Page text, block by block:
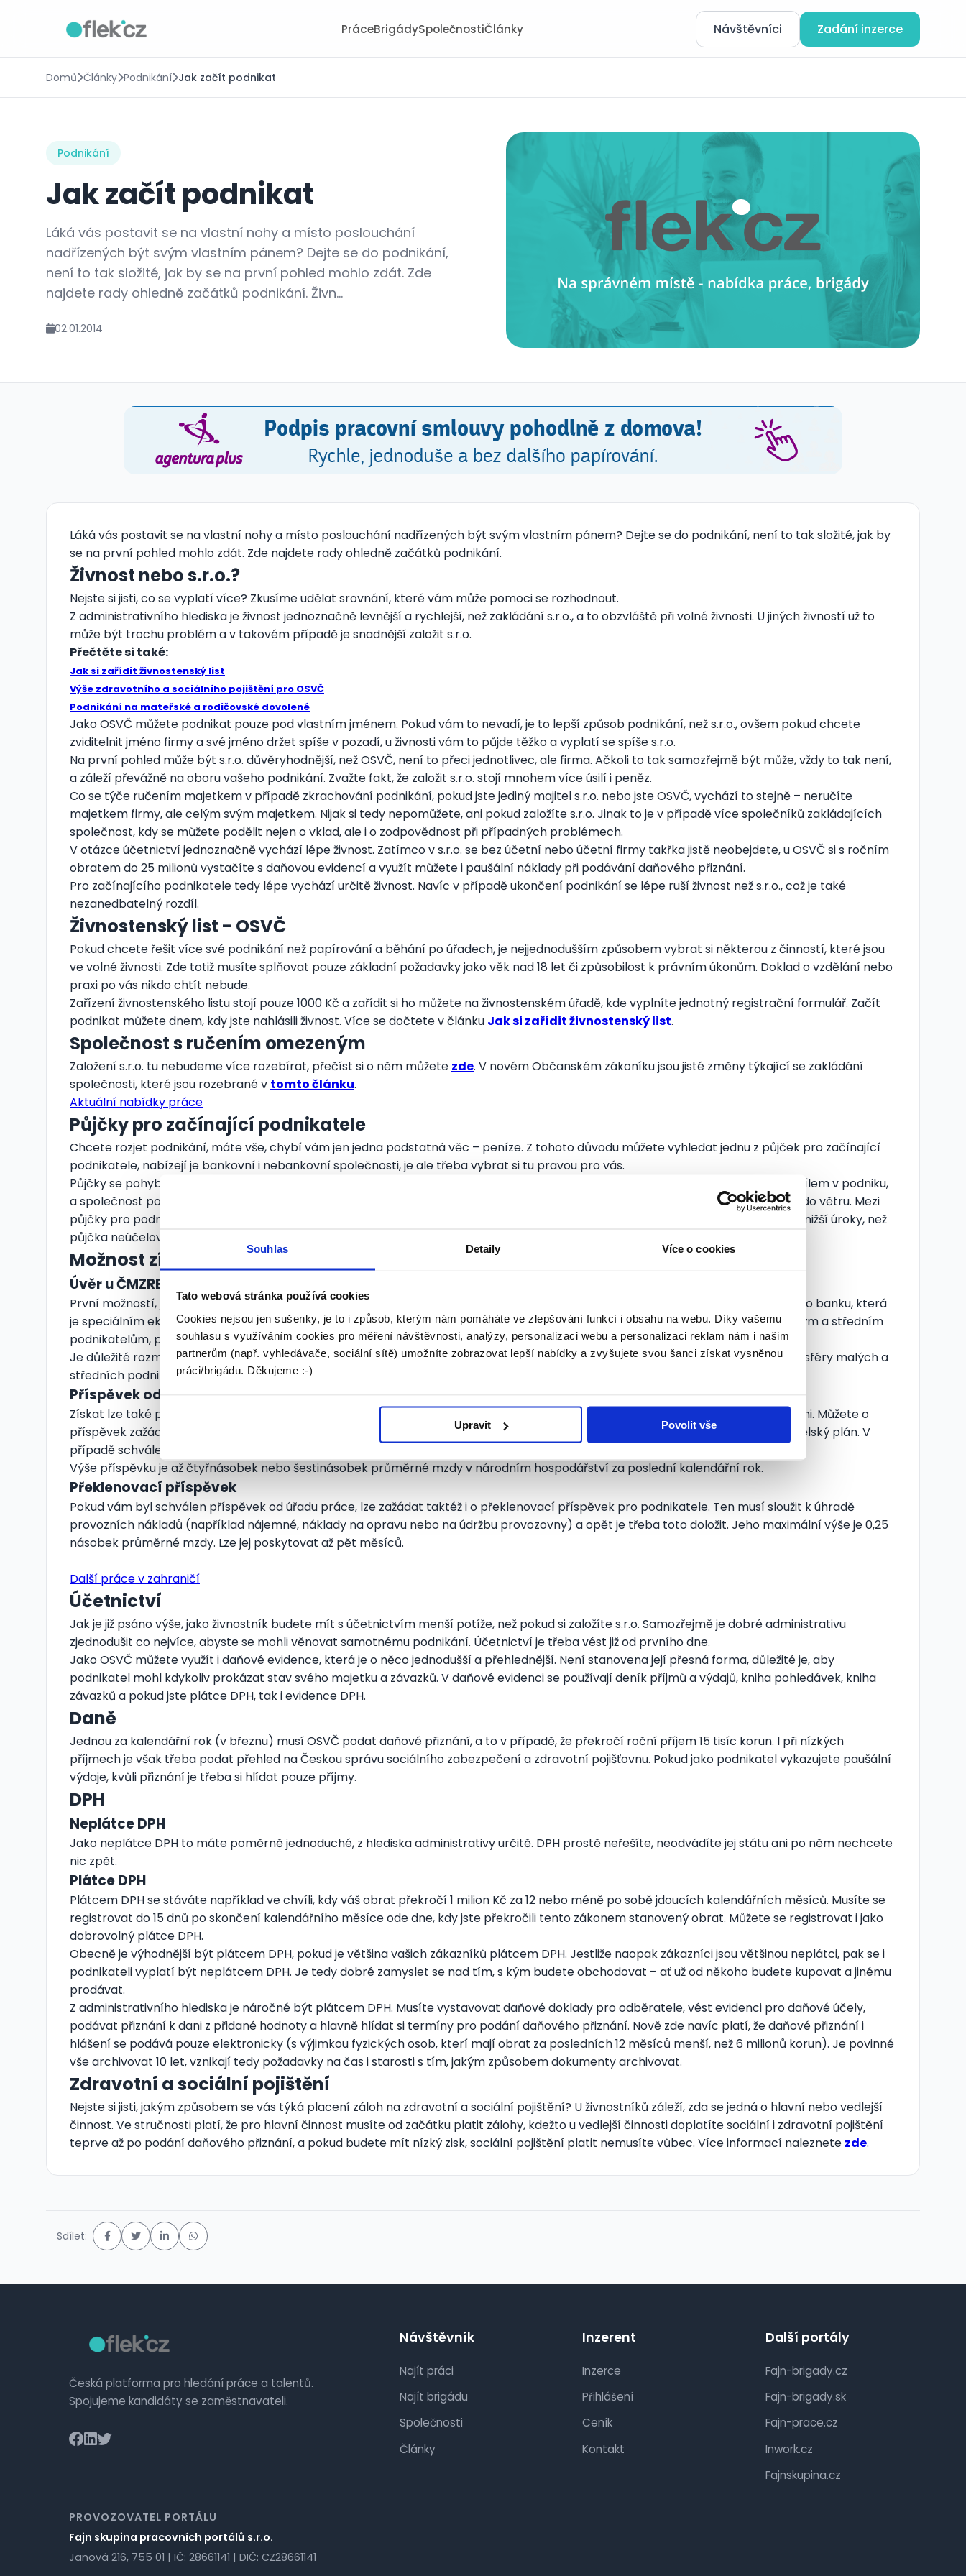
Souhlas Detaily Více o cookies
Tato webová stránka používá cookies
Cookies nejsou jen sušenky, je to i způsob, kterým nám pomáháte ve zlepšování funkcí i obsahu na webu. Díky vašemu
souhlasu s využíváním cookies pro měření návštěvnosti, analýzy, personalizaci webu a personalizaci reklam nám i našim
partnerům (např. vyhledávače, sociální sítě) umožníte zobrazovat lepší nabídky a zvyšujete svou šanci získat vysněnou
práci/brigádu. Děkujeme :-)
Upravit Povolit vše
PráceBrigádySpolečnostiČlánky Návštěvníci Zadání inzerce
Domů Články Podnikání Jak začít podnikat
Podnikání
Jak začít podnikat
Láká vás postavit se na vlastní nohy a místo poslouchání
nadřízených být svým vlastním pánem? Dejte se do podnikání,
není to tak složité, jak by se na první pohled mohlo zdát. Zde
najdete rady ohledně začátků podnikání. Živn...
02.01.2014
Láká vás postavit se na vlastní nohy a místo poslouchání nadřízených být svým vlastním pánem? Dejte se do podnikání, není to tak složité, jak by
se na první pohled mohlo zdát. Zde najdete rady ohledně začátků podnikání.
Živnost nebo s.r.o.?
Nejste si jisti, co se vyplatí více? Zkusíme udělat srovnání, které vám může pomoci se rozhodnout.
Z administrativního hlediska je živnost jednoznačně levnější a rychlejší, než zakládání s.r.o., a to obzvláště při volné živnosti. U jiných živností už to
může být trochu problém a v takovém případě je snadnější založit s.r.o.
Přečtěte si také:
Jak si zařídit živnostenský list
Výše zdravotního a sociálního pojištění pro OSVČ
Podnikání na mateřské a rodičovské dovolené
Jako OSVČ můžete podnikat pouze pod vlastním jménem. Pokud vám to nevadí, je to lepší způsob podnikání, než s.r.o., ovšem pokud chcete
zviditelnit jméno firmy a své jméno držet spíše v pozadí, u živnosti vám to půjde těžko a vyplatí se spíše s.r.o.
Na první pohled může být s.r.o. důvěryhodnější, než OSVČ, není to přeci jednotlivec, ale firma. Ačkoli to tak samozřejmě být může, vždy to tak není,
a záleží převážně na oboru vašeho podnikání. Zvažte fakt, že založit s.r.o. stojí mnohem více úsilí i peněz.
Co se týče ručením majetkem v případě zkrachování podnikání, pokud jste jediný majitel s.r.o. nebo jste OSVČ, vychází to stejně – neručíte
majetkem firmy, ale celým svým majetkem. Nijak si tedy nepomůžete, ani pokud založíte s.r.o. Jinak to je v případě více společníků zakládajících
společnost, kdy se můžete podělit nejen o vklad, ale i o zodpovědnost při případných problémech.
V otázce účetnictví jednoznačně vychází lépe živnost. Zatímco v s.r.o. se bez účetní nebo účetní firmy takřka jistě neobejdete, u OSVČ si s ročním
obratem do 25 milionů vystačíte s daňovou evidencí a využít můžete i paušální náklady při podávání daňového přiznání.
Pro začínajícího podnikatele tedy lépe vychází určitě živnost. Navíc v případě ukončení podnikání se lépe ruší živnost než s.r.o., což je také
nezanedbatelný rozdíl.
Živnostenský list - OSVČ
Pokud chcete řešit více své podnikání než papírování a běhání po úřadech, je nejjednodušším způsobem vybrat si některou z činností, které jsou
ve volné živnosti. Zde totiž musíte splňovat pouze základní požadavky jako věk nad 18 let či způsobilost k právním úkonům. Doklad o vzdělání nebo
praxi po vás nikdo chtít nebude.
Zařízení živnostenského listu stojí pouze 1000 Kč a zařídit si ho můžete na živnostenském úřadě, kde vyplníte jednotný registrační formulář. Začít
podnikat můžete dnem, kdy jste nahlásili živnost. Více se dočtete v článku Jak si zařídit živnostenský list.
Společnost s ručením omezeným
Založení s.r.o. tu nebudeme více rozebírat, přečíst si o něm můžete zde. V novém Občanském zákoníku jsou jisté změny týkající se zakládání
společnosti, které jsou rozebrané v tomto článku.
Aktuální nabídky práce
Půjčky pro začínající podnikatele
Chcete rozjet podnikání, máte vše, chybí vám jen jedna podstatná věc – peníze. Z tohoto důvodu můžete vyhledat jednu z půjček pro začínající
podnikatele, nabízejí je bankovní i nebankovní společnosti, je ale třeba vybrat si tu pravou pro vás.
Půjčky se pohybují v rozmezí desetitisíců až milionů, je tedy snadné najít dostačující půjčku. Za tu budete ručit majetkem nebo podílem v podniku,
a společnost po vás určitě bude chtít rozpracovaný podnikatelský záměr s dodaným plánem, to aby se ujistili, že nepůjčují jen tak do větru. Mezi
půjčky pro podnikatele se řadí například kontokorentní úvěr nebo kreditní karta s úvěrovým limitem. Účelová půjčka má většinou nižší úroky, než
půjčka neúčelová.
Možnost získání státní podpory
Úvěr u ČMZRB
První možností, jak získat státní podporu, jsou zvýhodněné úvěry od Českomoravské záruční a rozvojové banky (dále ČMZRB). Jde o banku, která
je speciálním ekonomickým subjektem s většinovou účastí státu a poskytuje pomocí vládou schválených programů podporu malým a středním
podnikatelům, právě pomocí výhodných úvěrů.
Je důležité rozmyslet si, k jakému účelu peníze využijete, bezúčelné úvěry ČMZRB neposkytuje. Samozřejmě musíte také spadat do sféry malých a
středních podnikatelů. U ČMZRB můžete také získat záruku, aby pro vás bylo snažší získat komerční půjčku.
Příspěvek od úřadu práce
Získat lze také příspěvek na podnikání od úřadu práce, a to v případě, že jste jako budoucí podnikatel na úřadu práce zaregistrováni. Můžete o
příspěvek zažádat, pokud bude sloužit ke zřízení společensky účelného pracovního místa. K této žádosti je třeba přiložit i podnikatelský plán. V
případě schválení příspěvků je nutné jej opravdu využít ke zřízení pracovního místa, toto je následně třeba doložit.
Výše příspěvku je až čtyřnásobek nebo šestinásobek průměrné mzdy v národním hospodářství za poslední kalendářní rok.
Překlenovací příspěvek
Pokud vám byl schválen příspěvek od úřadu práce, lze zažádat taktéž i o překlenovací příspěvek pro podnikatele. Ten musí sloužit k úhradě
provozních nákladů (například nájemné, náklady na opravu nebo na údržbu provozovny) a opět je třeba toto doložit. Jeho maximální výše je 0,25
násobek průměrné mzdy. Lze jej poskytovat až pět měsíců.
Další práce v zahraničí
Účetnictví
Jak je již psáno výše, jako živnostník budete mít s účetnictvím menší potíže, než pokud si založíte s.r.o. Samozřejmě je dobré administrativu
zjednodušit co nejvíce, abyste se mohli věnovat samotnému podnikání. Účetnictví je třeba vést již od prvního dne.
Jako OSVČ můžete využít i daňové evidence, která je o něco jednodušší a přehlednější. Není stanovena její přesná forma, důležité je, aby
podnikatel mohl kdykoliv prokázat stav svého majetku a závazků. V daňové evidenci se používají deník příjmů a výdajů, kniha pohledávek, kniha
závazků a pokud jste plátce DPH, tak i evidence DPH.
Daně
Jednou za kalendářní rok (v březnu) musí OSVČ podat daňové přiznání, a to v případě, že překročí roční příjem 15 tisíc korun. I při nízkých
příjmech je však třeba podat přehled na Českou správu sociálního zabezpečení a zdravotní pojišťovnu. Pokud jako podnikatel vykazujete paušální
výdaje, kvůli přiznání je třeba si hlídat pouze příjmy.
DPH
Neplátce DPH
Jako neplátce DPH to máte poměrně jednoduché, z hlediska administrativy určitě. DPH prostě neřešíte, neodvádíte jej státu ani po něm nechcete
nic zpět.
Plátce DPH
Plátcem DPH se stáváte například ve chvíli, kdy váš obrat překročí 1 milion Kč za 12 nebo méně po sobě jdoucích kalendářních měsíců. Musíte se
registrovat do 15 dnů po skončení kalendářního měsíce ode dne, kdy jste překročili tento zákonem stanovený obrat. Můžete se registrovat i jako
dobrovolný plátce DPH.
Obecně je výhodnější být plátcem DPH, pokud je většina vašich zákazníků plátcem DPH. Jestliže naopak zákazníci jsou většinou neplátci, pak se i
podnikateli vyplatí být neplátcem DPH. Je tedy dobré zamyslet se nad tím, s kým budete obchodovat – ať už od někoho budete kupovat a jinému
prodávat.
Z administrativního hlediska je náročné být plátcem DPH. Musíte vystavovat daňové doklady pro odběratele, vést evidenci pro daňové účely,
podávat přiznání k dani z přidané hodnoty a hlavně hlídat si termíny pro podání daňového přiznání. Nově zde navíc platí, že daňové přiznání i
hlášení se podává pouze elektronicky (s výjimkou fyzických osob, kterí mají obrat za posledních 12 měsíců menší, než 6 milionů korun). Je povinné
vše archivovat 10 let, vznikají tedy požadavky na čas i starosti s tím, jakým způsobem dokumenty archivovat.
Zdravotní a sociální pojištění
Nejste si jisti, jakým způsobem se vás týká placení záloh na zdravotní a sociální pojištění? U živnostníků záleží, zda se jedná o hlavní nebo vedlejší
činnost. Ve stručnosti platí, že pro hlavní činnost musíte od začátku platit zálohy, kdežto u vedlejší činnosti doplatíte sociální i zdravotní pojištění
teprve až po podání daňového přiznání, a pokud budete mít nízký zisk, sociální pojištění platit nemusíte vůbec. Více informací naleznete zde.
Sdílet:
Česká platforma pro hledání práce a talentů.
Spojujeme kandidáty se zaměstnavateli.
Návštěvník
Najít práci
Najít brigádu
Společnosti
Články
Inzerent
Inzerce
Přihlášení
Ceník
Kontakt
Další portály
Fajn-brigady.cz
Fajn-brigady.sk
Fajn-prace.cz
Inwork.cz
Fajnskupina.cz
PROVOZOVATEL PORTÁLU
Fajn skupina pracovních portálů s.r.o.
Janová 216, 755 01 | IČ: 28661141 | DIČ: CZ28661141